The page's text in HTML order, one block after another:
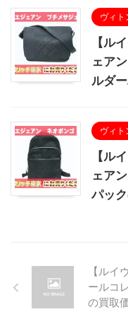
ヴィト
【ル
ェア
ルダ
ヴィト
【ル
ェア
パッ
【ル
ールコ
の買取